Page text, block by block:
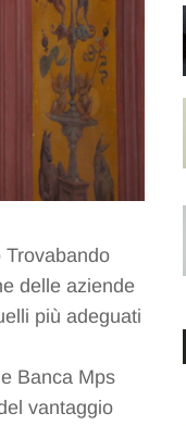
delle aziende
più adeguati
Banca Mps
vantaggio